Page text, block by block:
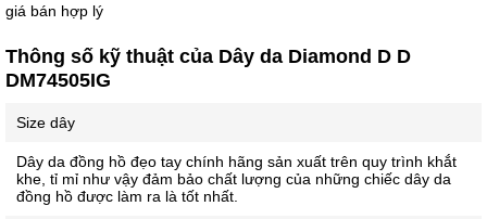
giá bán hợp lý
Thông số kỹ thuật của Dây da Diamond D D
DM74505IG
Size dây
Dây da đồng hồ đẹo tay chính hãng sản xuất trên quy trình khắt
khe, tỉ mỉ như vậy đảm bảo chất lượng của những chiếc dây da
đồng hồ được làm ra là tốt nhất.